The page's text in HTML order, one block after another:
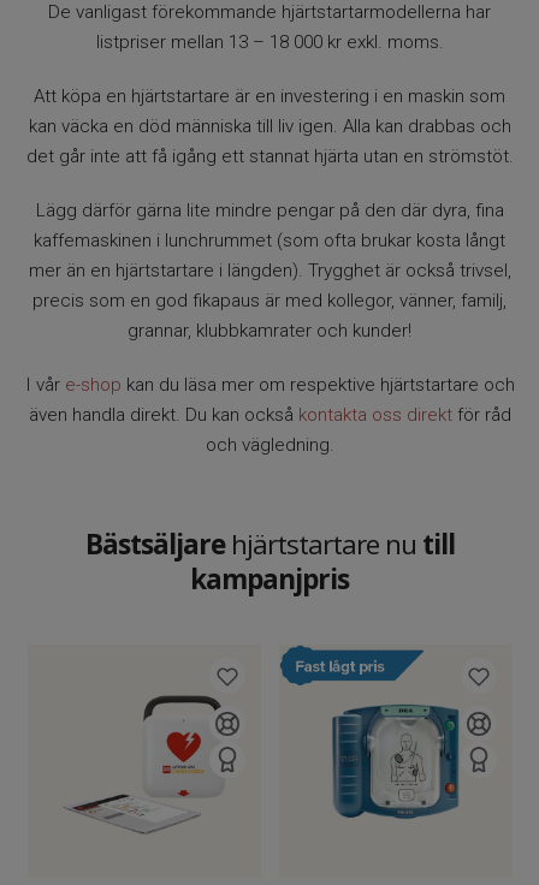
på och är utrustad med rätt funktioner – som barnläge,
tydliga röstinstruktioner eller skärm med visuell vägledning.
Vi hjälper dig även att tänka igenom tillbehör som
förvaringsskåp, elektroder och serviceavtal för att din
hjärtstartare alltid ska vara redo när det verkligen gäller.
Hos oss handlar du säkert och enkelt – alltid snabba
leveranser, prisgaranti, frakfritt över 800 kr och vid ett köp av
hjärtstartare ingår försäkring utan självrisk till ett värde av
minst 275 kr.
De vanligast förekommande hjärtstartarmodellerna har
listpriser mellan 13 – 18 000 kr exkl. moms.
Att köpa en hjärtstartare är en investering i en maskin som
kan väcka en död människa till liv igen. Alla kan drabbas och
det går inte att få igång ett stannat hjärta utan en strömstöt.
Lägg därför gärna lite mindre pengar på den där dyra, fina
kaffemaskinen i lunchrummet (som ofta brukar kosta långt
mer än en hjärtstartare i längden). Trygghet är också trivsel,
precis som en god fikapaus är med kollegor, vänner, familj,
grannar, klubbkamrater och kunder!
I vår e-shop kan du läsa mer om respektive hjärtstartare och
även handla direkt. Du kan också kontakta oss direktför råd
och vägledning.
Bästsäljarehjärtstartare nu till
kampanjpris